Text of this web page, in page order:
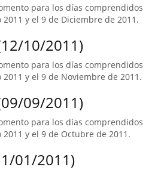
para los días comprendidos
y el 9 de Diciembre de 2011.
10/2011)
para los días comprendidos
y el 9 de Noviembre de 2011.
09/2011)
para los días comprendidos
y el 9 de Octubre de 2011.
01/2011)